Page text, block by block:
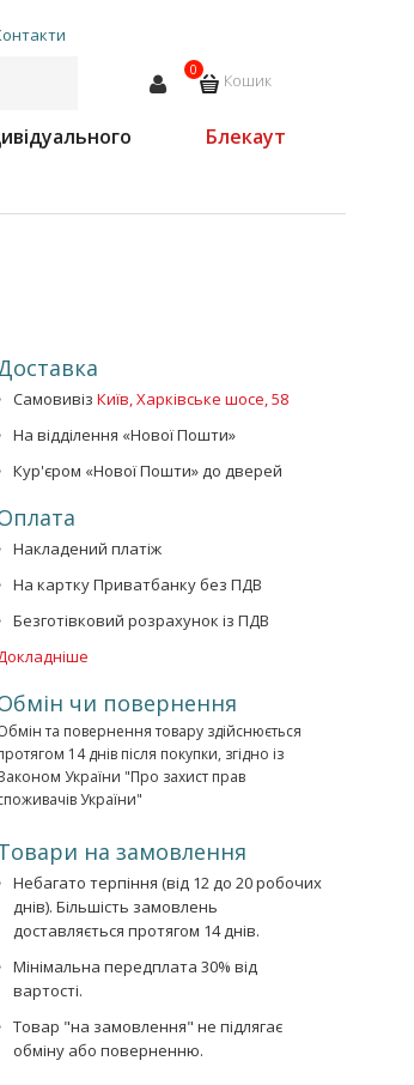
0 Кошик
Блекаут
Самовивіз Київ, Харківське шосе, 58
На відділення «Нової Пошти»
Кур'єром «Нової Пошти» до дверей
Накладений платіж
На картку Приватбанку без ПДВ
Безготівковий розрахунок із ПДВ
чи повернення
та повернення товару здійснюється
14 днів після покупки, згідно із
України "Про захист прав
України"
на замовлення
Небагато терпіння (від 12 до 20 робочих
днів). Більшість замовлень
доставляється протягом 14 днів.
Мінімальна передплата 30% від
вартості.
Товар "на замовлення" не підлягає
обміну або поверненню.